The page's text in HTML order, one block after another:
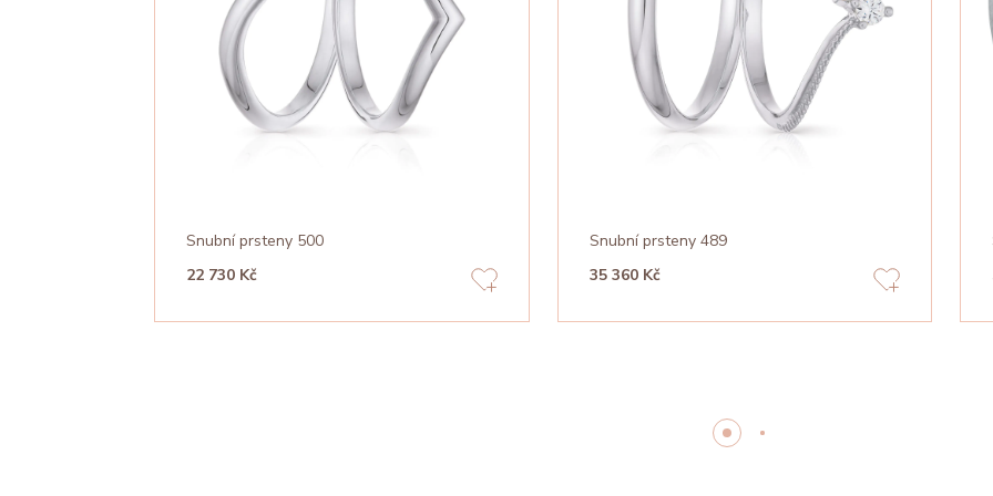
Snubní prsteny 500
22 730 Kč
Snubní prsteny 489
35 360 Kč